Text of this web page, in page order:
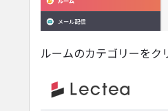
ルームのカテゴリーをク